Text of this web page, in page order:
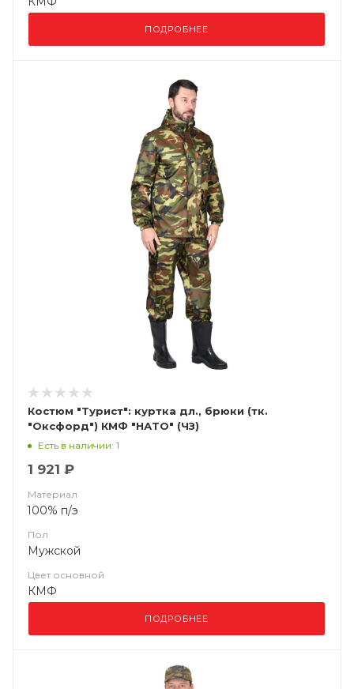
ПОДРОБНЕЕ
Костюм "Турист": куртка дл., брюки (тк.
"Оксфорд") КМФ "НАТО" (ЧЗ)
Есть в наличии: 1
1 921 ₽
Материал
100% п/э
Пол
Мужской
Цвет основной
КМФ
ПОДРОБНЕЕ